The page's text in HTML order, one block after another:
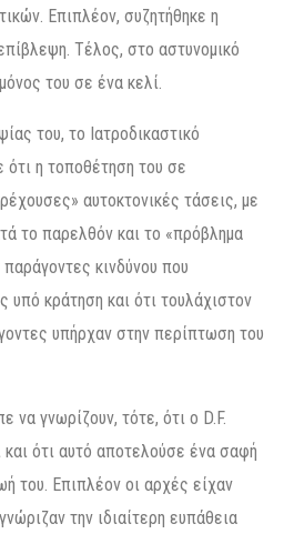
Επιπλέον, συζητήθηκε η
Τέλος, στο αστυνομικό
του σε ένα κελί.
του, το Ιατροδικαστικό
ότι η τοποθέτηση του σε
αυτοκτονικές τάσεις, με
το παρελθόν και το «πρόβλημα
κινδύνου που
υπό κράτηση και ότι τουλάχιστον
υπήρχαν στην περίπτωση του
να γνωρίζουν, τότε, ότι ο D.F.
και ότι αυτό αποτελούσε ένα σαφή
του. Επιπλέον οι αρχές είχαν
την ιδιαίτερη ευπάθεια